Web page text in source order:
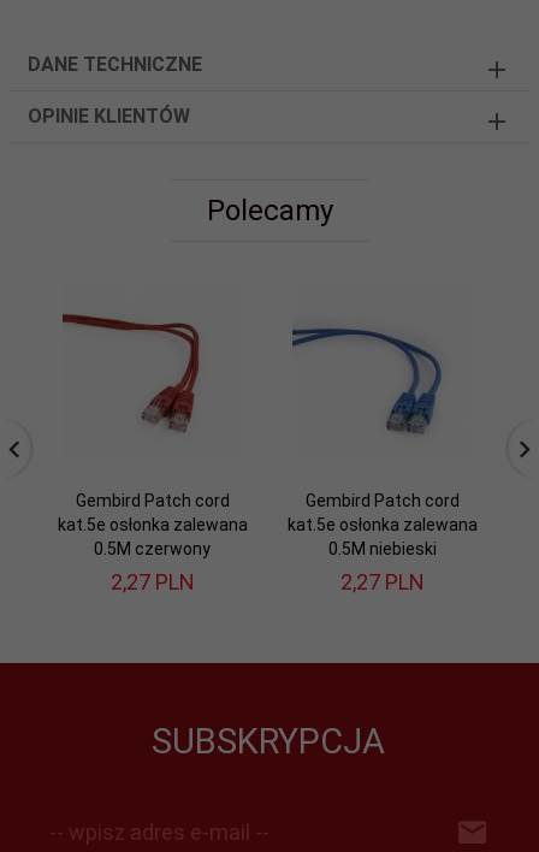
DANE TECHNICZNE
OPINIE KLIENTÓW
Polecamy
Gembird Patch cord
kat.5e osłonka zalewana
0.5M czerwony
2,27 PLN
Gembird Patch cord
kat.5e osłonka zalewana
0.5M niebieski
2,27 PLN
SUBSKRYPCJA
-- wpisz adres e-mail --